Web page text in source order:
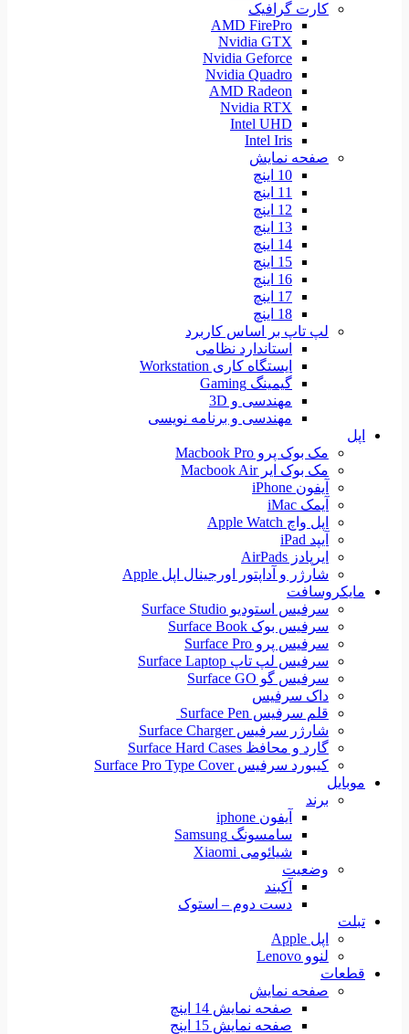
کارت گرافیک
AMD FirePro
Nvidia GTX
Nvidia Geforce
Nvidia Quadro
AMD Radeon
Nvidia RTX
Intel UHD
Intel Iris
صفحه نمایش
10 اینچ
11 اینچ
12 اینچ
13 اینچ
14 اینچ
15 اینچ
16 اینچ
17 اینچ
18 اینچ
لپ تاپ بر اساس کاربرد
استاندارد نظامی
ایستگاه کاری Workstation
گیمینگ Gaming
مهندسی و 3D
مهندسی و برنامه نویسی
اپل
مک بوک پرو Macbook Pro
مک بوک ایر Macbook Air
آیفون iPhone
آیمک iMac
اپل واچ Apple Watch
آیپد iPad
ایرپادز AirPads
شارژر و آداپتور اورجینال اپل Apple
مایکروسافت
سرفیس استودیو Surface Studio
سرفیس بوک Surface Book
سرفیس پرو Surface Pro
سرفیس لپ تاپ Surface Laptop
سرفیس گو Surface GO
داک سرفیس
قلم سرفیس Surface Pen
شارژر سرفیس Surface Charger
گارد و محافظ Surface Hard Cases
کیبورد سرفیس Surface Pro Type Cover
موبایل
برند
آیفون iphone
سامسونگ Samsung
شیائومی Xiaomi
وضعیت
آکبند
دست دوم – استوک
تبلت
اپل Apple
لنوو Lenovo
قطعات
صفحه نمایش
صفحه نمایش 14 اینچ
صفحه نمایش 15 اینج